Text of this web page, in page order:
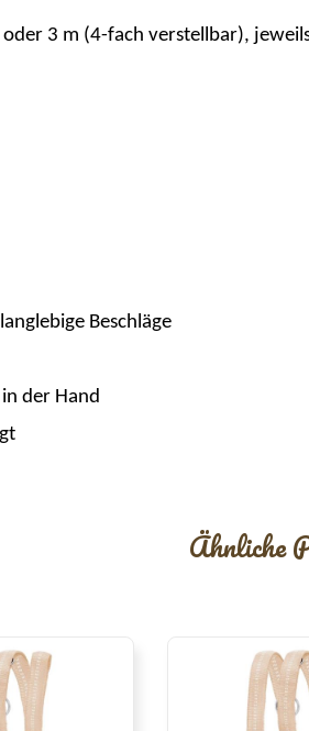
oder 3 m (4-fach verstellbar),
Beschläge
der Hand
Ähnliche